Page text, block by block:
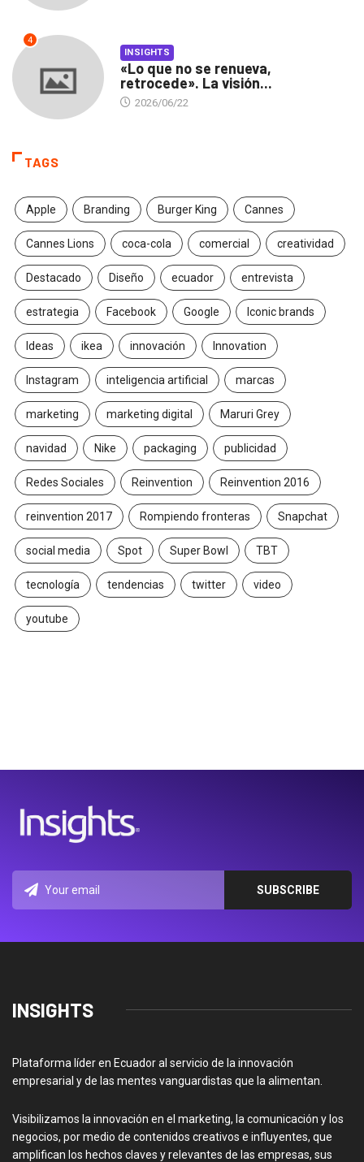
4
INSIGHTS
«Lo que no se renueva,
retrocede». La visión...
2026/06/22
TAGS
Apple Branding Burger King Cannes
Cannes Lions coca-cola comercial creatividad
Destacado Diseño ecuador entrevista
estrategia Facebook Google Iconic brands
Ideas ikea innovación Innovation
Instagram inteligencia artificial marcas
marketing marketing digital Maruri Grey
navidad Nike packaging publicidad
Redes Sociales Reinvention Reinvention 2016
reinvention 2017 Rompiendo fronteras Snapchat
social media Spot Super Bowl TBT
tecnología tendencias twitter video
youtube
INSIGHTS
Plataforma líder en Ecuador al servicio de la innovación
empresarial y de las mentes vanguardistas que la alimentan.
Visibilizamos la innovación en el marketing, la comunicación y los
negocios, por medio de contenidos creativos e influyentes, que
amplifican los hechos claves y relevantes de las empresas, sus